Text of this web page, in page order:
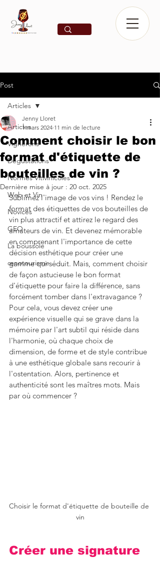
Post
Articles
Vignerons
Dégustations
Normes Vitivinicoles
Web et Vin
Novices
GEO
La boussole
œnotourisme
Articles
Comment choisir le bon
format d'étiquette de
bouteilles de vin ?
Jenny Lloret
1 mars 2024 11 min de lecture
Dernière mise à jour : 20 oct. 2025
Sublimez l'image de vos vins ! Rendez le
format des étiquettes de vos bouteilles de
vin plus attractif et attirez le regard des
amateurs de vin. Et devenez mémorable
en comprenant l'importance de cette
décision esthétique pour créer une
gamme qui séduit. Mais, comment choisir
de façon astucieuse le bon format
d'étiquette pour faire la différence, sans
forcément tomber dans l'extravagance ?
Pour cela, vous devez créer une
expérience visuelle qui se grave dans la
mémoire par l'art subtil qui réside dans
l'harmonie, où chaque choix de
dimension, de forme et de style contribue
à une esthétique globale sans recourir à
l'ostentation. Alors, pertinence et
authenticité sont les maîtres mots. Mais
par où commencer ?
Choisir le format d'étiquette de bouteille de
vin
Créer une signature